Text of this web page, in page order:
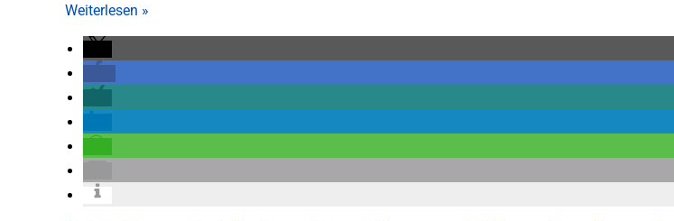
Weiterlesen »